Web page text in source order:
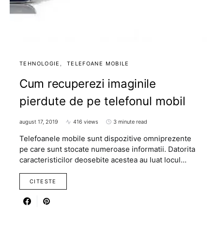
TEHNOLOGIE TELEFOANE MOBILE
Cum recuperezi imaginile
pierdute de pe telefonul mobil
august 17, 2019 416 views 3 minute read
Telefoanele mobile sunt dispozitive omniprezente
pe care sunt stocate numeroase informatii. Datorita
caracteristicilor deosebite acestea au luat locul…
CITESTE